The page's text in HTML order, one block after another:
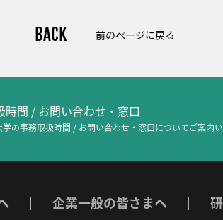
BACK 前のページに戻る
時間 / お問い合わせ・窓口
学の事務取扱時間 / お問い合わせ・窓口についてご案内
企業一般の皆さまへ